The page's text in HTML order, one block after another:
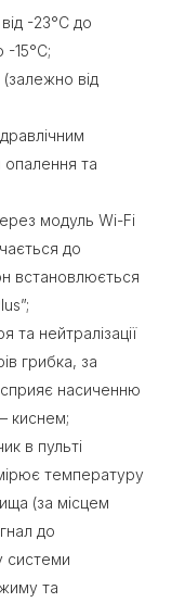
-23°С до
-15°С;
від
та
модуль Wi-Fi
до
встановлюється
та нейтралізації
грибка, за
насиченню
киснем;
в пульті
температуру
(за місцем
до
системи
та